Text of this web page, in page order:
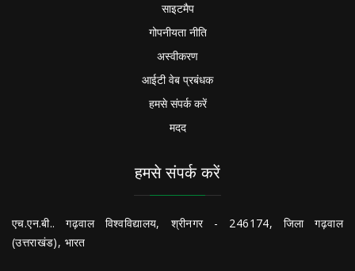
साइटमैप
गोपनीयता नीति
अस्वीकरण
आईटी वेब प्रबंधक
हमसे संपर्क करें
मदद
हमसे संपर्क करें
एच.एन.बी.. गढ़वाल विश्वविद्यालय, श्रीनगर - 246174, जिला गढ़वाल
(उत्तराखंड), भारत